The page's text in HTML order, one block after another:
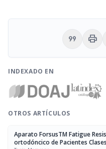
format_quote print
INDEXADO EN
OTROS ARTÍCULOS
Aparato ForsusTM Fatigue
ortodóncico de Pacientes